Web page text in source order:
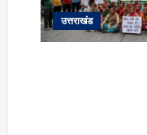
उत्तराखंड